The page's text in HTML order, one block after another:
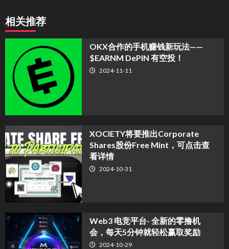
相关推荐
OKX合作的手机赚钱新玩法——
$EARNM DePIN 有空投！
2024-11-11
XOCIETY将要推出Corporate
Shares股份Free Mint，可点击查
看详情
2024-10-31
Web3 电竞平台- 全新的零撸机
会，每天5分钟就轻松赢取奖励
2024-10-29